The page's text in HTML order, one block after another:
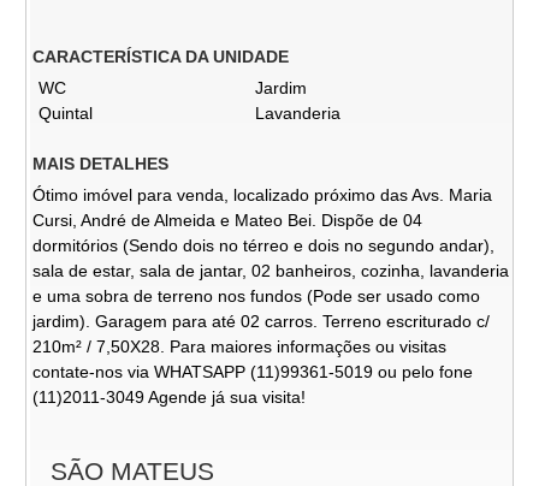
CARACTERÍSTICA DA UNIDADE
WC
Jardim
Quintal
Lavanderia
MAIS DETALHES
Ótimo imóvel para venda, localizado próximo das Avs. Maria
Cursi, André de Almeida e Mateo Bei. Dispõe de 04
dormitórios (Sendo dois no térreo e dois no segundo andar),
sala de estar, sala de jantar, 02 banheiros, cozinha, lavanderia
e uma sobra de terreno nos fundos (Pode ser usado como
jardim). Garagem para até 02 carros. Terreno escriturado c/
210m² / 7,50X28. Para maiores informações ou visitas
contate-nos via WHATSAPP (11)99361-5019 ou pelo fone
(11)2011-3049 Agende já sua visita!
SÃO MATEUS